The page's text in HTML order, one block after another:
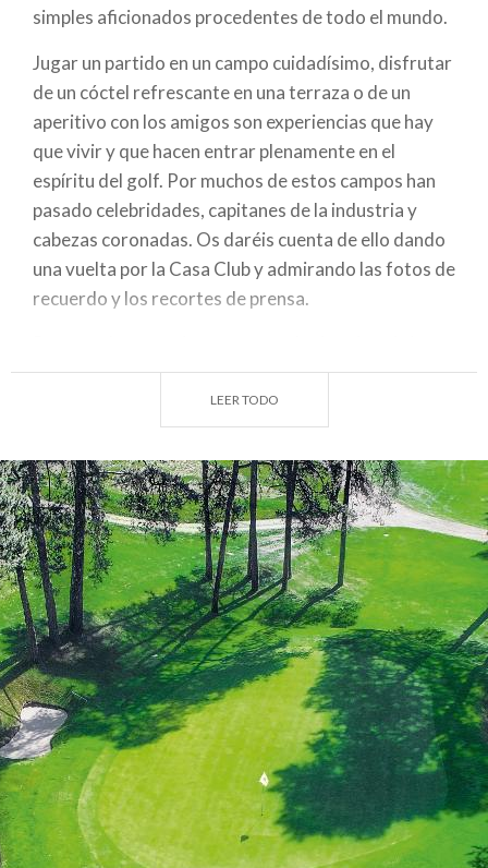
simples aficionados procedentes de todo el mundo.
Jugar un partido en un campo cuidadísimo, disfrutar
de un cóctel refrescante en una terraza o de un
aperitivo con los amigos son experiencias que hay
que vivir y que hacen entrar plenamente en el
espíritu del golf. Por muchos de estos campos han
pasado celebridades, capitanes de la industria y
cabezas coronadas. Os daréis cuenta de ello dando
una vuelta por la Casa Club y admirando las fotos de
recuerdo y los recortes de prensa.
una amplia oferta de hoteles, villas históricas,
dependencias con vistas a algunos hoyos famosos
ofrecen alojamientos de todos los niveles de
confort y servicios que logran satisfacer incluso al
cliente más exigente.
LEER TODO